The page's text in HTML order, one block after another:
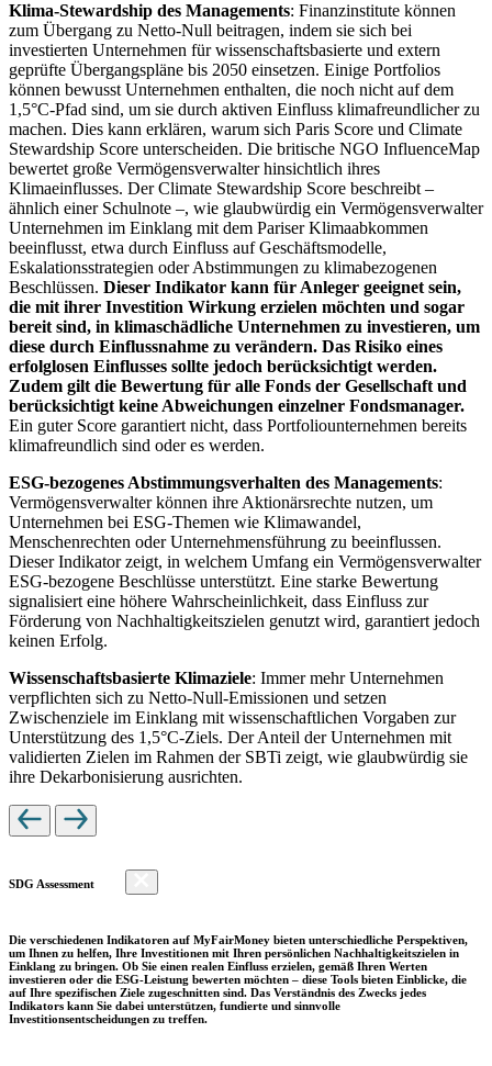
Klima-Stewardship des Managements: Finanzinstitute können
zum Übergang zu Netto-Null beitragen, indem sie sich bei
investierten Unternehmen für wissenschaftsbasierte und extern
geprüfte Übergangspläne bis 2050 einsetzen. Einige Portfolios
können bewusst Unternehmen enthalten, die noch nicht auf dem
1,5°C-Pfad sind, um sie durch aktiven Einfluss klimafreundlicher zu
machen. Dies kann erklären, warum sich Paris Score und Climate
Stewardship Score unterscheiden. Die britische NGO InfluenceMap
bewertet große Vermögensverwalter hinsichtlich ihres
Klimaeinflusses. Der Climate Stewardship Score beschreibt –
ähnlich einer Schulnote –, wie glaubwürdig ein Vermögensverwalter
Unternehmen im Einklang mit dem Pariser Klimaabkommen
beeinflusst, etwa durch Einfluss auf Geschäftsmodelle,
Eskalationsstrategien oder Abstimmungen zu klimabezogenen
Beschlüssen. Dieser Indikator kann für Anleger geeignet sein,
die mit ihrer Investition Wirkung erzielen möchten und sogar
bereit sind, in klimaschädliche Unternehmen zu investieren, um
diese durch Einflussnahme zu verändern. Das Risiko eines
erfolglosen Einflusses sollte jedoch berücksichtigt werden.
Zudem gilt die Bewertung für alle Fonds der Gesellschaft und
berücksichtigt keine Abweichungen einzelner Fondsmanager.
Ein guter Score garantiert nicht, dass Portfoliounternehmen bereits
klimafreundlich sind oder es werden.
ESG-bezogenes Abstimmungsverhalten des Managements:
Vermögensverwalter können ihre Aktionärsrechte nutzen, um
Unternehmen bei ESG-Themen wie Klimawandel,
Menschenrechten oder Unternehmensführung zu beeinflussen.
Dieser Indikator zeigt, in welchem Umfang ein Vermögensverwalter
ESG-bezogene Beschlüsse unterstützt. Eine starke Bewertung
signalisiert eine höhere Wahrscheinlichkeit, dass Einfluss zur
Förderung von Nachhaltigkeitszielen genutzt wird, garantiert jedoch
keinen Erfolg.
Wissenschaftsbasierte Klimaziele: Immer mehr Unternehmen
verpflichten sich zu Netto-Null-Emissionen und setzen
Zwischenziele im Einklang mit wissenschaftlichen Vorgaben zur
Unterstützung des 1,5°C-Ziels. Der Anteil der Unternehmen mit
validierten Zielen im Rahmen der SBTi zeigt, wie glaubwürdig sie
ihre Dekarbonisierung ausrichten.
SDG Assessment
Die verschiedenen Indikatoren auf MyFairMoney bieten unterschiedliche Perspektiven,
um Ihnen zu helfen, Ihre Investitionen mit Ihren persönlichen Nachhaltigkeitszielen in
Einklang zu bringen. Ob Sie einen realen Einfluss erzielen, gemäß Ihren Werten
investieren oder die ESG-Leistung bewerten möchten – diese Tools bieten Einblicke, die
auf Ihre spezifischen Ziele zugeschnitten sind. Das Verständnis des Zwecks jedes
Indikators kann Sie dabei unterstützen, fundierte und sinnvolle
Investitionsentscheidungen zu treffen.